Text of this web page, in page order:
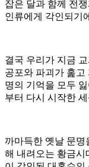
잡은 달과 함께 전쟁
인류에게 각인되기
결국 우리가 지금
공포와 파괴가 훑고
명의 기억을 모두
부터 다시 시작한
까마득한 옛날 문명
해 내려오는 황금시